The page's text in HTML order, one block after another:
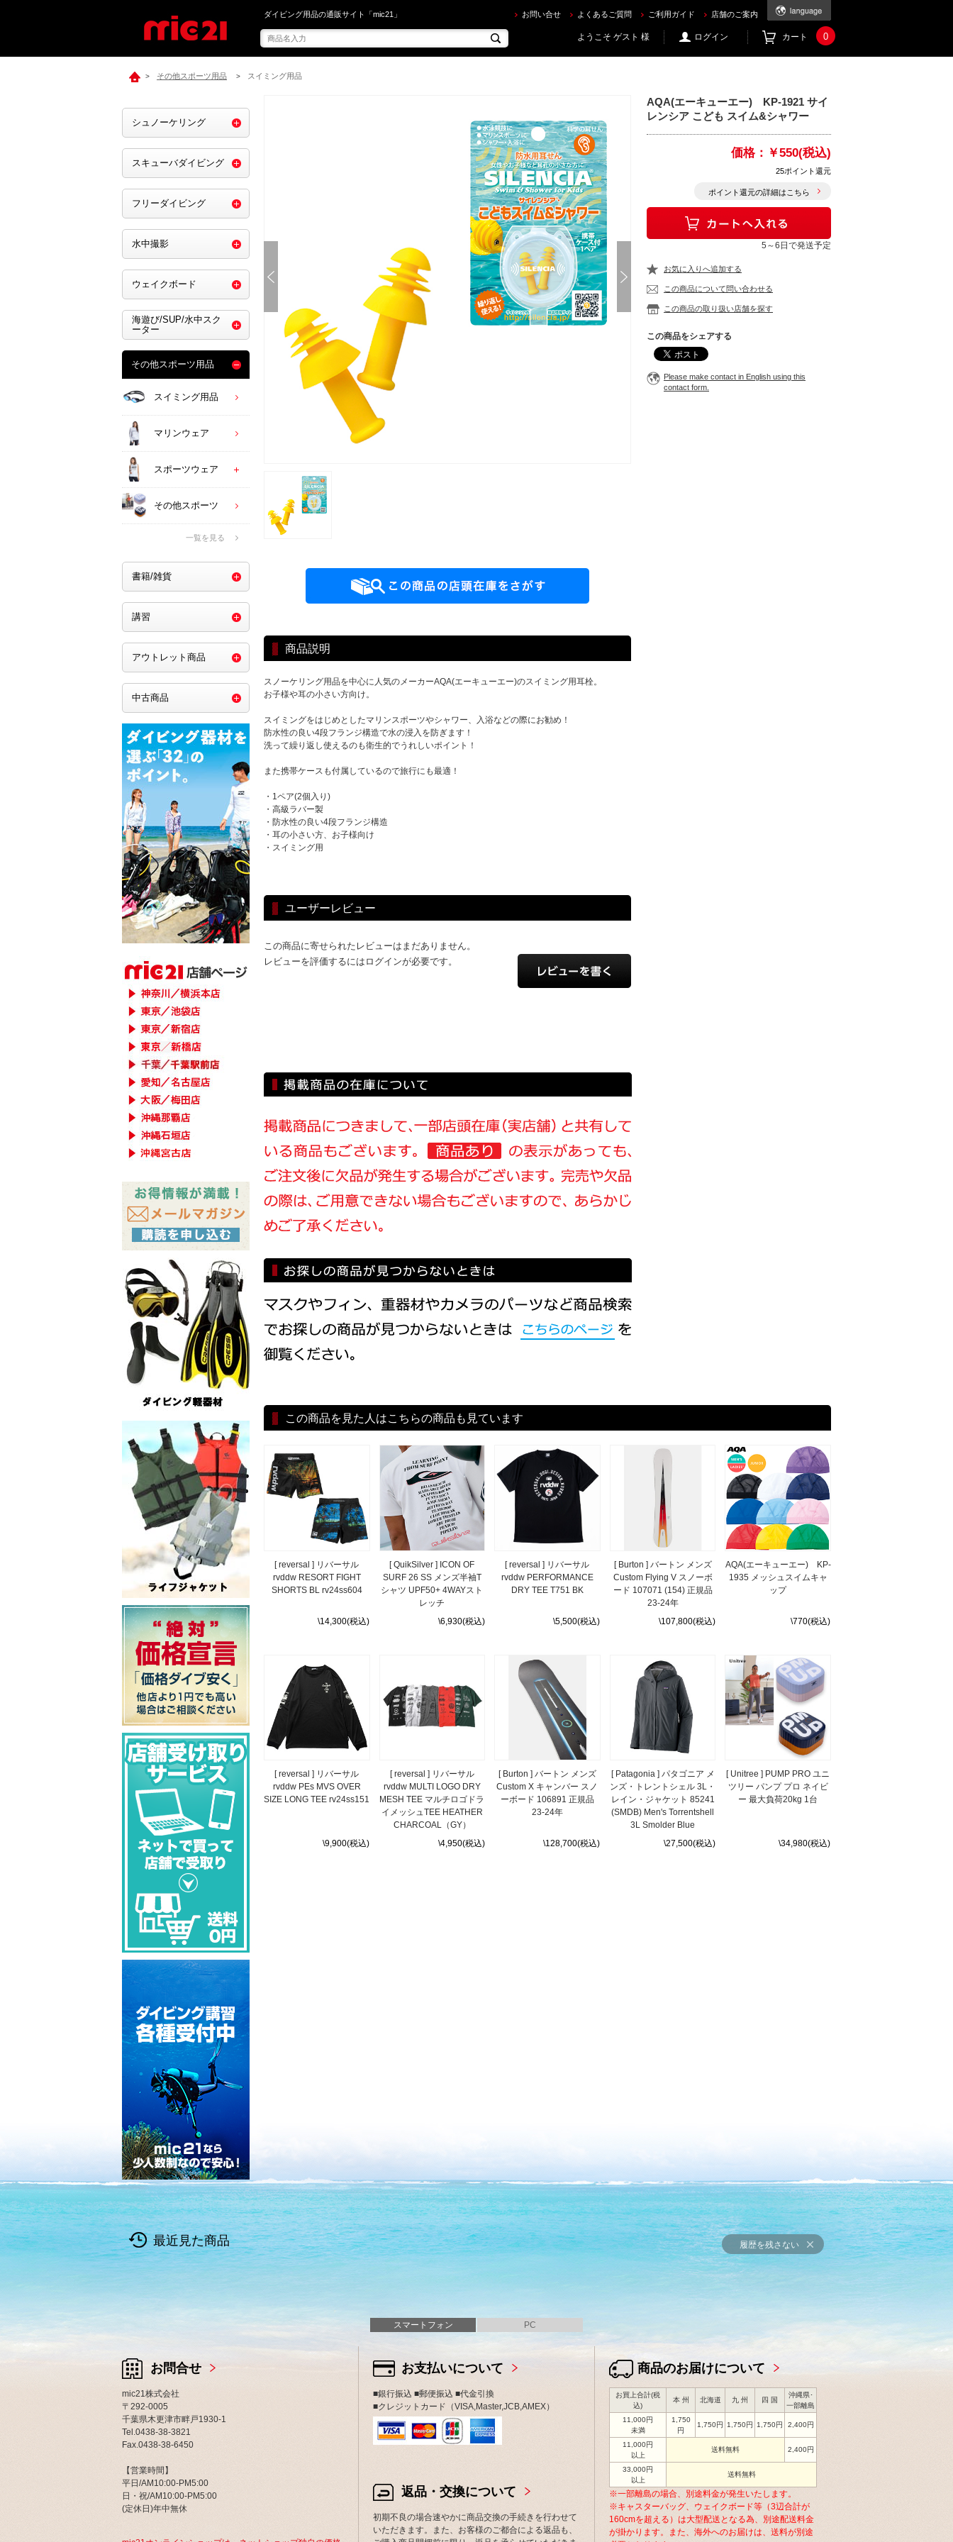
mic21でAQA(エーキューエー) KP-1921 サイレンシア こども スイム&シャワー を買うならec.mic21.com
ダイビング用品の通販サイト「mic21」 お問い合せ よくあるご質問 ご利用ガイド 店舗のご案内
ようこそ ゲスト 様 ログイン カート 0
> その他スポーツ用品 > スイミング用品
商品説明
スノーケリング用品を中心に人気のメーカーAQA(エーキューエー)のスイミング用耳栓。
お子様や耳の小さい方向け。
スイミングをはじめとしたマリンスポーツやシャワー、入浴などの際にお勧め！
防水性の良い4段フランジ構造で水の浸入を防ぎます！
洗って繰り返し使えるのも衛生的でうれしいポイント！
また携帯ケースも付属しているので旅行にも最適！
・1ペア(2個入り)
・高級ラバー製
・防水性の良い4段フランジ構造
・耳の小さい方、お子様向け
・スイミング用
ユーザーレビュー
この商品に寄せられたレビューはまだありません。
レビューを評価するにはログインが必要です。
AQA(エーキューエー) KP-1921 サイ
レンシア こども スイム&シャワー
価格： ￥550(税込)
25ポイント還元
ポイント還元の詳細はこちら
5～6日で発送予定
お気に入りへ追加する
この商品について問い合わせる
この商品の取り扱い店舗を探す
この商品をシェアする
Please make contact in English using this
contact form.
この商品を見た人はこちらの商品も見ています
[ reversal ] リバーサル
rvddw RESORT FIGHT
SHORTS BL rv24ss604
\14,300(税込)
[ QuikSilver ] ICON OF
SURF 26 SS メンズ半袖T
シャツ UPF50+ 4WAYスト
レッチ
\6,930(税込)
[ reversal ] リバーサル
rvddw PERFORMANCE
DRY TEE T751 BK
\5,500(税込)
[ Burton ] バートン メンズ
Custom Flying V スノーボ
ード 107071 (154) 正規品
23-24年
\107,800(税込)
AQA(エーキューエー) KP-
1935 メッシュスイムキャ
ップ
\770(税込)
[ reversal ] リバーサル
rvddw PEs MVS OVER
SIZE LONG TEE rv24ss151
\9,900(税込)
[ reversal ] リバーサル
rvddw MULTI LOGO DRY
MESH TEE マルチロゴドラ
イメッシュTEE HEATHER
CHARCOAL（GY）
\4,950(税込)
[ Burton ] バートン メンズ
Custom X キャンバー スノ
ーボード 106891 正規品
23-24年
\128,700(税込)
[ Patagonia ] パタゴニア メ
ンズ・トレントシェル 3L・
レイン・ジャケット 85241
(SMDB) Men's Torrentshell
3L Smolder Blue
\27,500(税込)
[ Unitree ] PUMP PRO ユニ
ツリー パンプ プロ ネイビ
ー 最大負荷20kg 1台
\34,980(税込)
シュノーケリング
スキューバダイビング
フリーダイビング
水中撮影
ウェイクボード
海遊び/SUP/水中スク
ーター
その他スポーツ用品
スイミング用品
マリンウェア
スポーツウェア
その他スポーツ
一覧を見る
書籍/雑貨
講習
アウトレット商品
中古商品
最近見た商品 履歴を残さない
スマートフォン PC
お問合せ
mic21株式会社
〒292-0005
千葉県木更津市畔戸1930-1
Tel.0438-38-3821
Fax.0438-38-6450
【営業時間】
平日/AM10:00-PM5:00
日・祝/AM10:00-PM5:00
(定休日)年中無休
お支払いについて
■銀行振込 ■郵便振込 ■代金引換
■クレジットカード（VISA,Master,JCB,AMEX）
返品・交換について
初期不良の場合速やかに商品交換の手続きを行わせて
いただきます。また、お客様のご都合による返品も、
商品のお届けについて
お買上合計(税
込)
本 州 北海道 九 州 四 国
沖縄県･
一部離島
11,000円
未満
1,750
円
1,750円 1,750円 1,750円 2,400円
11,000円
以上
送料無料 2,400円
33,000円
以上
送料無料
※一部離島の場合、別途料金が発生いたします。
※キャスターバッグ、ウェイクボード等（3辺合計が
160cmを超える）は大型配送となる為、別途配送料金
が掛かります。また、海外へのお届けは、送料が別途